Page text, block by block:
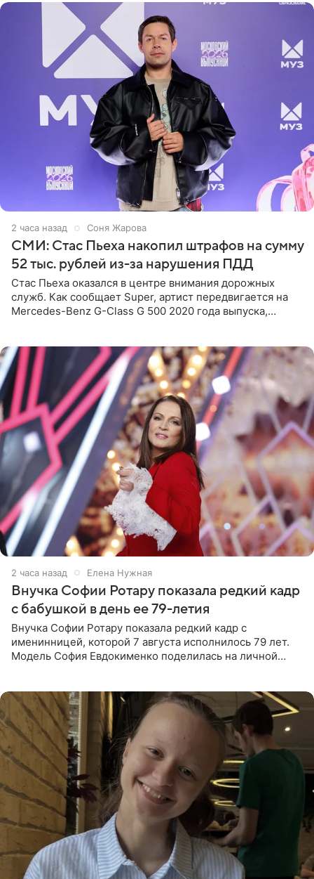
2 часа назад Соня Жарова
СМИ: Стас Пьеха накопил штрафов на сумму
52 тыс. рублей из-за нарушения ПДД
Стас Пьеха оказался в центре внимания дорожных
служб. Как сообщает Super, артист передвигается на
Mercedes-Benz G-Class G 500 2020 года выпуска,
2 часа назад Елена Нужная
Внучка Софии Ротару показала редкий кадр
с бабушкой в день ее 79-летия
Внучка Софии Ротару показала редкий кадр с
именинницей, которой 7 августа исполнилось 79 лет.
Модель София Евдокименко поделилась на личной